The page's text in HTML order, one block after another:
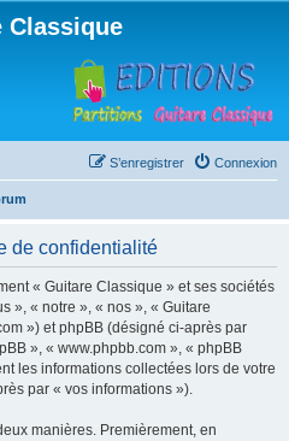
Classique
Connexion
S’enregistrer
de confidentialité
« Guitare Classique » et ses sociétés
», « notre », « nos », « Guitare
») et phpBB (désigné ci-après par
», « www.phpbb.com », « phpBB
les informations collectées lors de votre
par « vos informations »).
manières. Premièrement, en